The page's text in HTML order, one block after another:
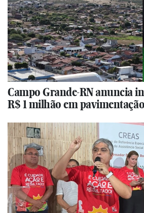
Campo Grande-RN anuncia
R$ 1 milhão em